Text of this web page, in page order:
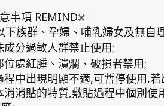
事項 REMIND❌
下族群、孕婦、哺乳婦女及無自
成分過敏人群禁止使用 ;
位處紅腫、潰爛、破損者禁用 ;
程中出現明顯不適,可暫停使用 ,若
消消貼的特質,敷貼過程中個別使